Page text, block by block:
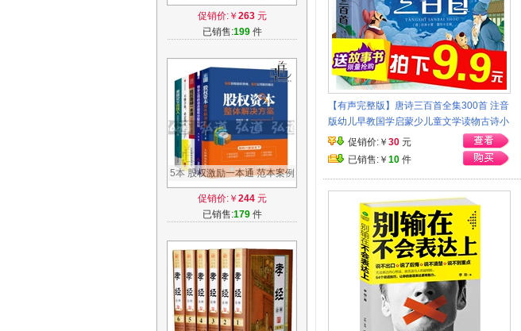
IPO+天使说-从1到N的投资法
则+股权运营方案+创投+风投
大师 创业融资股权众筹上市并
促销价:￥ 263元
已销售:199件
5本 股权激励一本通 范本案例
+股权资本整体解决方案+不懂
合伙必定散伙+创业公司的动
态股权分配机制+重新定义合
促销价:￥ 244元
已销售:179件
【有声完整版】唐诗三百首全集300首 注音
版幼儿早教国学启蒙少儿童文学读物古诗小
学生课外阅读书籍一年级必读3-4-6-12岁必
背正版
促销价:￥ 30 元
已销售:￥ 10 件